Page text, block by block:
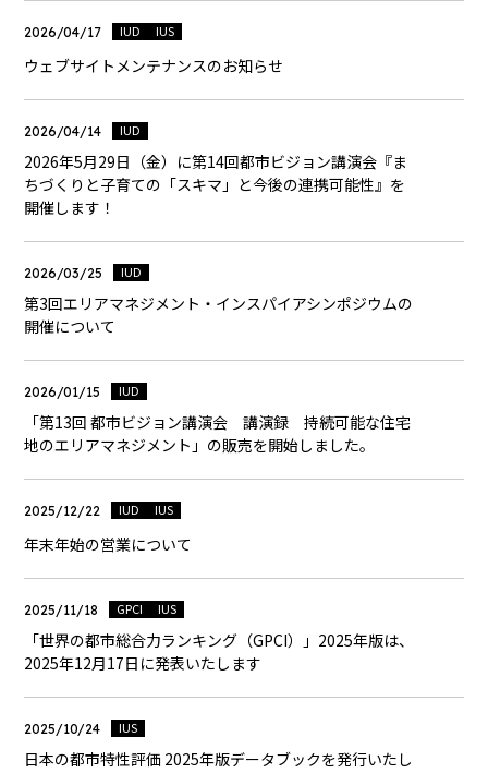
2026/04/17 IUD IUS
ウェブサイトメンテナンスのお知らせ
2026/04/14 IUD
2026年5月29日（金）に第14回都市ビジョン講演会『ま
ちづくりと子育ての「スキマ」と今後の連携可能性』を
開催します！
2026/03/25 IUD
第3回エリアマネジメント・インスパイアシンポジウムの
開催について
2026/01/15 IUD
「第13回 都市ビジョン講演会 講演録 持続可能な住宅
地のエリアマネジメント」の販売を開始しました。
2025/12/22 IUD IUS
年末年始の営業について
2025/11/18 GPCI IUS
「世界の都市総合力ランキング（GPCI）」2025年版は、
2025年12月17日に発表いたします
2025/10/24 IUS
日本の都市特性評価 2025年版データブックを発行いたし